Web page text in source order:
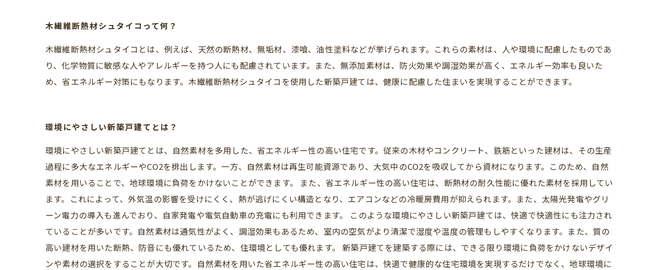
木繊維断熱材シュタイコって何？
木繊維断熱材シュタイコとは、例えば、天然の断熱材、無垢材、漆喰、油性塗料などが挙げられます。これらの素材は、人や環境に配慮したものであ
り、化学物質に敏感な人やアレルギーを持つ人にも配慮されています。また、無添加素材は、防火効果や調湿効果が高く、エネルギー効率も良いた
め、省エネルギー対策にもなります。木繊維断熱材シュタイコを使用した新築戸建ては、健康に配慮した住まいを実現することができます。
環境にやさしい新築戸建てとは？
環境にやさしい新築戸建てとは、自然素材を多用した、省エネルギー性の高い住宅です。従来の木材やコンクリート、鉄筋といった建材は、その生産
過程に多大なエネルギーやCO2を排出します。一方、自然素材は再生可能資源であり、大気中のCO2を吸収してから資材になります。このため、自然
素材を用いることで、地球環境に負荷をかけないことができます。 また、省エネルギー性の高い住宅は、断熱材の耐久性能に優れた素材を採用してい
ます。これによって、外気温の影響を受けにくく、熱が逃げにくい構造となり、エアコンなどの冷暖房費用が抑えられます。また、太陽光発電やグリ
ーン電力の導入も進んでおり、自家発電や電気自動車の充電にも利用できます。 このような環境にやさしい新築戸建ては、快適で快適性にも注力され
ていることが多いです。自然素材は通気性がよく、調湿効果もあるため、室内の空気がより清潔で湿度や温度の管理もしやすくなります。また、質の
高い建材を用いた断熱、防音にも優れているため、住環境としても優れます。 新築戸建てを建築する際には、できる限り環境に負荷をかけないデザイ
ンや素材の選択をすることが大切です。自然素材を用いた省エネルギー性の高い住宅は、快適で健康的な住宅環境を実現するだけでなく、地球環境に